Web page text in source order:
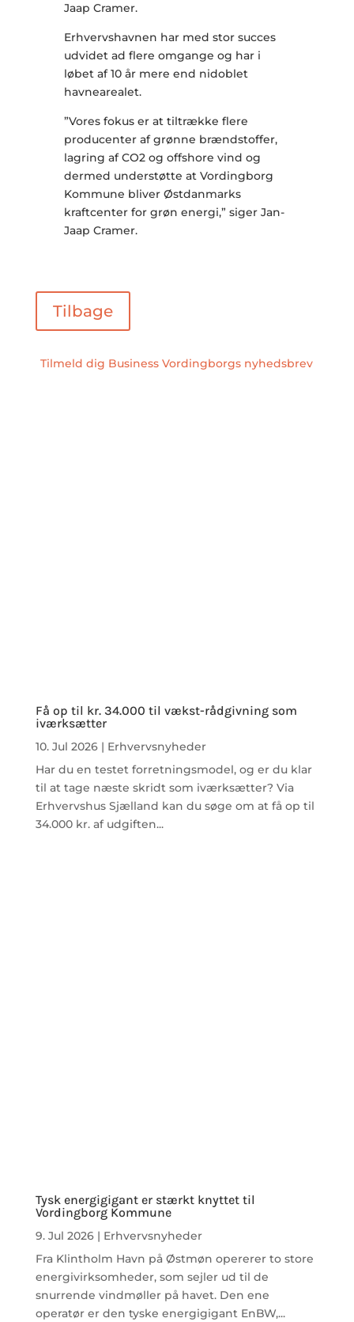
Jaap Cramer.
Erhvervshavnen har med stor succes
udvidet ad flere omgange og har i
løbet af 10 år mere end nidoblet
havnearealet.
”Vores fokus er at tiltrække flere
producenter af grønne brændstoffer,
lagring af CO2 og offshore vind og
dermed understøtte at Vordingborg
Kommune bliver Østdanmarks
kraftcenter for grøn energi,” siger Jan-
Jaap Cramer.
Tilbage
Tilmeld dig Business Vordingborgs nyhedsbrev
Få op til kr. 34.000 til vækst-rådgivning som
iværksætter
10. Jul 2026| Erhvervsnyheder
Har du en testet forretningsmodel, og er du klar
til at tage næste skridt som iværksætter? Via
Erhvervshus Sjælland kan du søge om at få op til
34.000 kr. af udgiften...
Tysk energigigant er stærkt knyttet til
Vordingborg Kommune
9. Jul 2026| Erhvervsnyheder
Fra Klintholm Havn på Østmøn opererer to store
energivirksomheder, som sejler ud til de
snurrende vindmøller på havet. Den ene
operatør er den tyske energigigant EnBW,...